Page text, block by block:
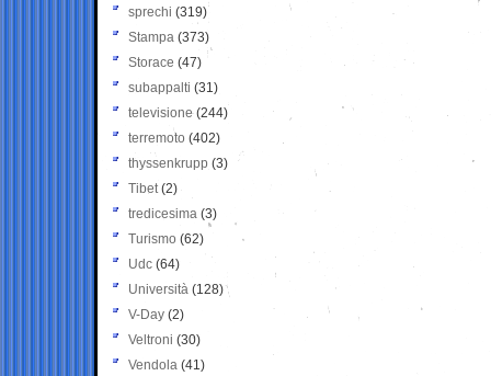
sprechi (319)
Stampa (373)
Storace (47)
subappalti (31)
televisione(244)
terremoto (402)
thyssenkrupp (3)
Tibet(2)
tredicesima (3)
Turismo (62)
Udc (64)
Università (128)
V-Day (2)
Veltroni (30)
Vendola (41)